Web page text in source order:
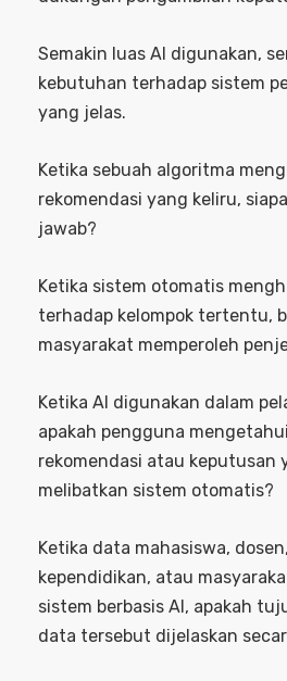
Semakin luas AI digunakan,
kebutuhan terhadap sistem
yang jelas.
Ketika sebuah algoritma
rekomendasi yang keliru,
jawab?
Ketika sistem otomatis
terhadap kelompok tertentu,
masyarakat memperoleh
Ketika AI digunakan dalam
apakah pengguna
rekomendasi atau keputusan
melibatkan sistem otomatis?
Ketika data mahasiswa,
kependidikan, atau
sistem berbasis AI, apakah
data tersebut dijelaskan